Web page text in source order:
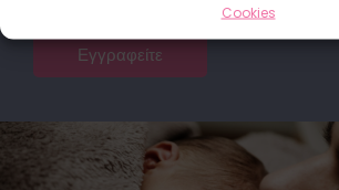
Cookies
Εγγραφείτε